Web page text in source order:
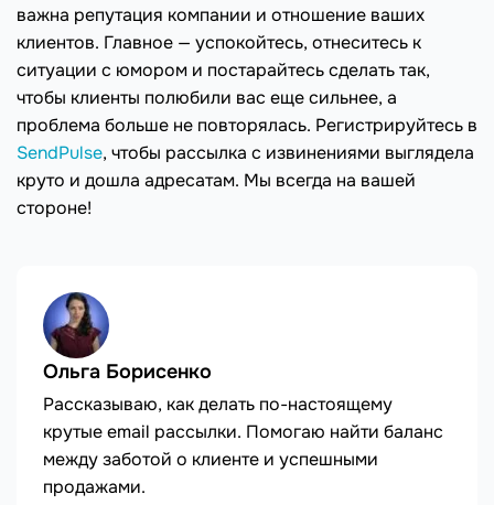
важна репутация компании и отношение ваших
клиентов. Главное — успокойтесь, отнеситесь к
ситуации с юмором и постарайтесь сделать так,
чтобы клиенты полюбили вас еще сильнее, а
проблема больше не повторялась. Регистрируйтесь в
SendPulse, чтобы рассылка с извинениями выглядела
круто и дошла адресатам. Мы всегда на вашей
стороне!
Ольга Борисенко
Рассказываю, как делать по-настоящему
крутые email рассылки. Помогаю найти баланс
между заботой о клиенте и успешными
продажами.